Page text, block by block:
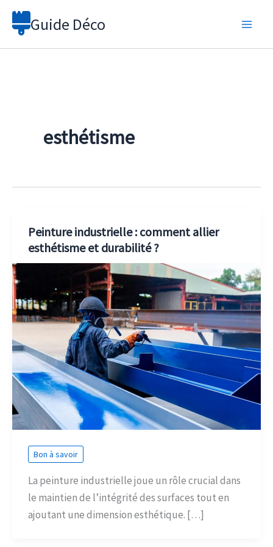
Aller
Guide Déco
esthétisme
Peinture industrielle : comment allier
esthétisme et durabilité ?
Bon à savoir
La peinture industrielle joue un rôle crucial dans
le maintien de l’intégrité des surfaces tout en
ajoutant une dimension esthétique. […]